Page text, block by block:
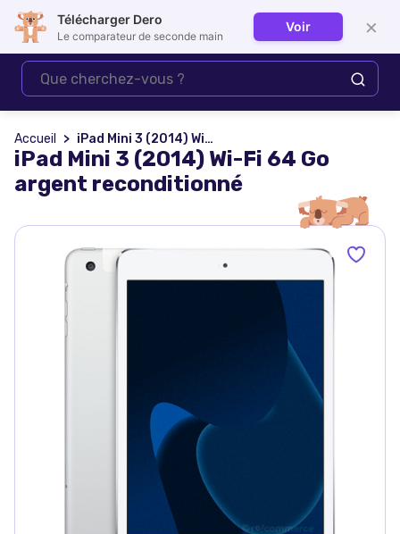
Se connecter
Accueil iPad Mini 3 (2014) Wi-Fi 64 Go argent reconditionné
iPad Mini 3 (2014) Wi-Fi 64 Go
argent reconditionné
Télécharger Dero
Le comparateur de seconde main
Voir ×